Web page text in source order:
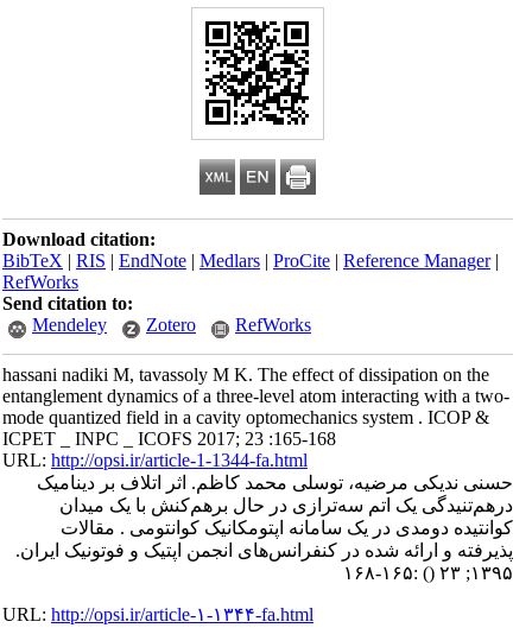
Download citation:
BibTeX|RIS|EndNote|Medlars|ProCite|Reference Manager
RefWorks
Send citation to:
Mendeley
Zotero RefWorks
hassani nadiki M, tavassoly M K. The effect of dissipation on the
entanglement dynamics of a three-level atom interacting with a two-
mode quantized field in a cavity optomechanics system . ICOP &
ICPET _ INPC _ ICOFS 2017; 23 :165-168
URL:http://opsi.ir/article-1-1344-fa.html
حسنی ندیکی مرضیه، توسلی محمد کاظم. اثر اتلاف بر دینامیک
درهم‌تنیدگی یک اتم سه‌ترازی در حال برهم‌کنش با یک میدان
کوانتیده دومدی در یک سامانه اپتومکانیک کوانتومی . مقالات
پذیرفته و ارائه شده در کنفرانس‌های انجمن اپتیک و فوتونیک ایران.
۱۳۹۵; ۲۳
() :۱۶۵-۱۶۸
URL:http://opsi.ir/article-۱-۱۳۴۴-fa.html